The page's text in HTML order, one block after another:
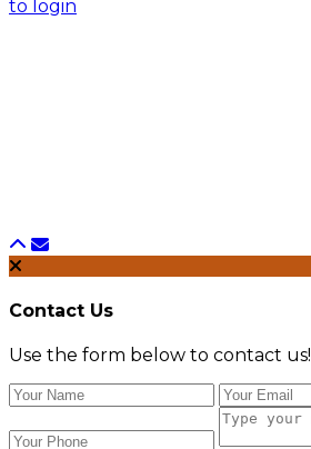
to login
Contact Us
Use the form below to contact us!